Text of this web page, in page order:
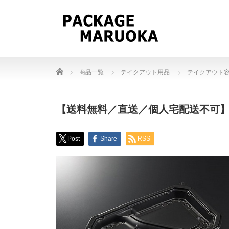
Home 商品一覧 テイクアウト用品 テイクアウト
【送料無料／直送／個人宅配送不可
Post Share RSS